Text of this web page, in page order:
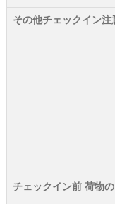
その他チェックイン注
チェックイン前 荷物